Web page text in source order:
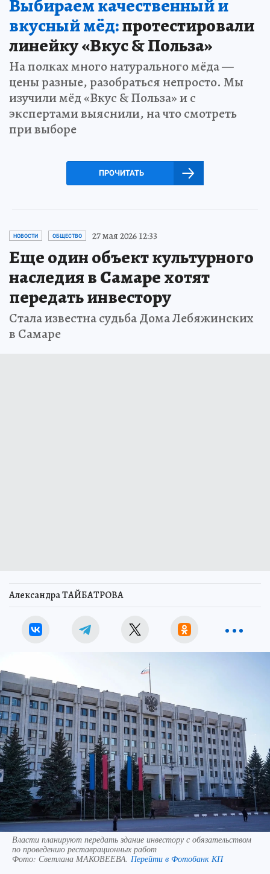
Выбираем качественный и
вкусный мёд:протестировали
линейку «Вкус & Польза»
На полках много натурального мёда —
цены разные, разобраться непросто. Мы
изучили мёд «Вкус & Польза» и с
экспертами выяснили, на что смотреть
при выборе
ПРОЧИТАТЬ
НОВОСТИ ОБЩЕСТВО 27 мая 2026 12:33
Еще один объект культурного
наследия в Самаре хотят
передать инвестору
Стала известна судьба Дома Лебяжинских
в Самаре
Александра ТАЙБАТРОВА
Власти планируют передать здание инвестору с обязательством
по проведению реставрационных работ
Фото: Светлана МАКОВЕЕВА. Перейти в Фотобанк КП